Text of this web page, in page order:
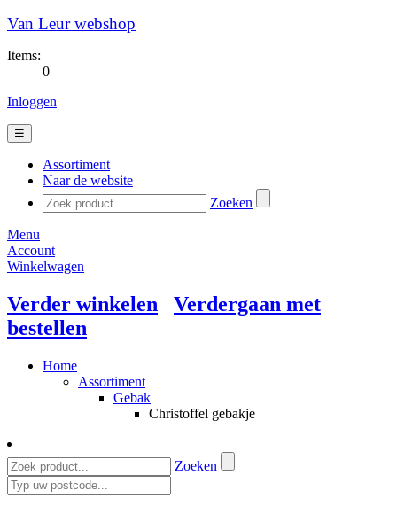
Van Leur webshop
Items:
0
Inloggen
☰
Assortiment
Naar de website
Zoeken
Menu
Account
Winkelwagen
Verder winkelen
Verdergaan met
bestellen
Home
Assortiment
Gebak
Christoffel gebakje
Zoeken